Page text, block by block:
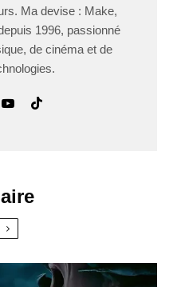
Ma devise : Make,
1996, passionné
de cinéma et de